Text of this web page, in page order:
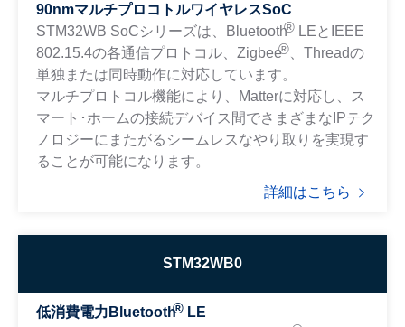
90nmマルチプロコトルワイヤレスSoC
STM32WB SoCシリーズは、Bluetooth®LEとIEEE
802.15.4の各通信プロトコル、Zigbee®、Threadの
単独または同時動作に対応しています。
マルチプロトコル機能により、Matterに対応し、ス
マート･ホームの接続デバイス間でさまざまなIPテク
ノロジーにまたがるシームレスなやり取りを実現す
ることが可能になります。
詳細はこちら
STM32WB0
低消費電力Bluetooth®LE